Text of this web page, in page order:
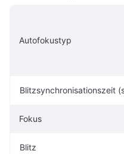
Autofokustyp
Blitzsynchronisationszeit
Fokus
Blitz